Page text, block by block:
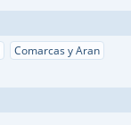
Comarcas y Aran